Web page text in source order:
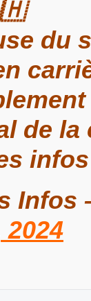
du
de la
Infos
2024